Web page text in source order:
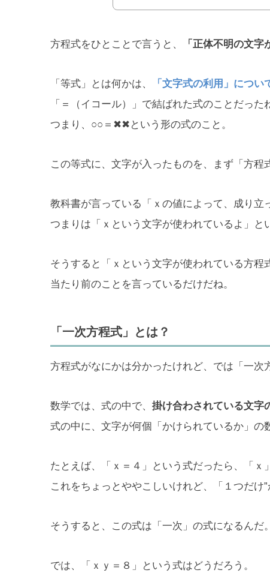
方程式をひとことで言うと、 「正体不明の文字
「等式」とは何かは、 「文字式の利用」につ
「＝（イコール）」で結ばれた式のことだった
つまり、○○＝✖✖という形の式のこと。
この等式に、文字が入ったものを、まず「方程
教科書が言っている「ｘの値によって、成り立
つまりは「ｘという文字が使われているよ」と
そうすると「ｘという文字が使われている方程
当たり前のことを言っているだけだね。
「一次方程式」とは？
方程式がなにかは分かったけれど、では「一次
数学では、式の中で、 掛け合わされている文字
式の中に、文字が何個「かけられているか」の
たとえば、「ｘ＝４」という式だったら、「ｘ
これをちょっとややこしいけれど、「１つだけ
そうすると、この式は「一次」の式になるんだ。
では、「ｘｙ＝８」という式はどうだろう。